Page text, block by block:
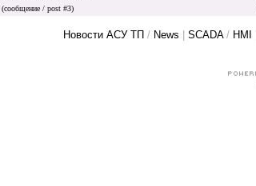
(сообщение / post #3)
Новости АСУ ТП / News SCADA/ HMI